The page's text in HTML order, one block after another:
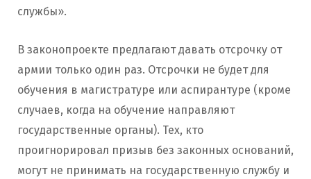
службы».
В законопроекте предлагают давать отсрочку от
армии только один раз. Отсрочки не будет для
обучения в магистратуре или аспирантуре (кроме
случаев, когда на обучение направляют
государственные органы). Тех, кто
проигнорировал призыв без законных оснований,
могут не принимать на государственную службу и